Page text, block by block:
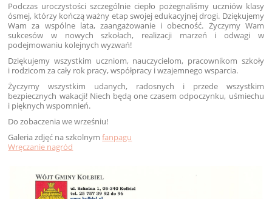
Podczas uroczystości szczególnie ciepło pożegnaliśmy uczniów klasy
ósmej, którzy kończą ważny etap swojej edukacyjnej drogi. Dziękujemy
Wam za wspólne lata, zaangażowanie i obecność. Życzymy Wam
sukcesów w nowych szkołach, realizacji marzeń i odwagi w
podejmowaniu kolejnych wyzwań!
Dziękujemy wszystkim uczniom, nauczycielom, pracownikom szkoły
i rodzicom za cały rok pracy, współpracy i wzajemnego wsparcia.
Życzymy wszystkim udanych, radosnych i przede wszystkim
bezpiecznych wakacji! Niech będą one czasem odpoczynku, uśmiechu
i pięknych wspomnień.
Do zobaczenia we wrześniu!
Galeria zdjęć na szkolnymfanpagu
Wręczanie nagród